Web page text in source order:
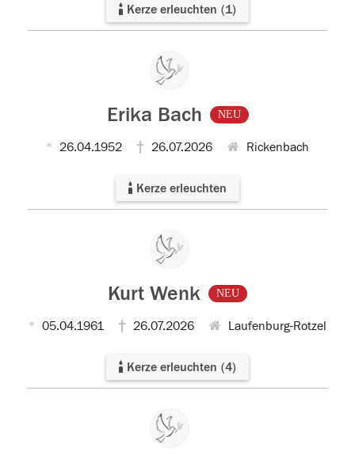
Kerze erleuchten (1)
Erika Bach NEU
26.04.1952 26.07.2026 Rickenbach
Kerze erleuchten
Kurt Wenk NEU
05.04.1961 26.07.2026 Laufenburg-Rotzel
Kerze erleuchten (4)